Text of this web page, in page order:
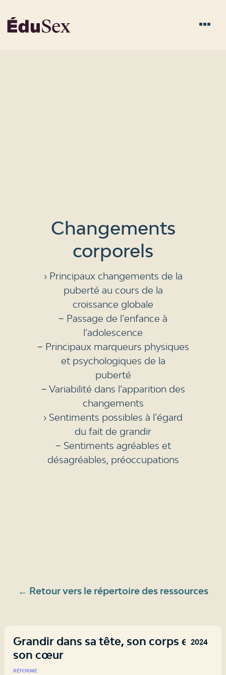
Changements
corporels
› Principaux changements de la
puberté au cours de la
croissance globale
− Passage de l’enfance à
l’adolescence
− Principaux marqueurs physiques
et psychologiques de la
puberté
− Variabilité dans l’apparition des
changements
› Sentiments possibles à l’égard
du fait de grandir
− Sentiments agréables et
désagréables, préoccupations
← Retour vers le répertoire des ressources
2024
Grandir dans sa tête, son corps et
son cœur
RÉFORME